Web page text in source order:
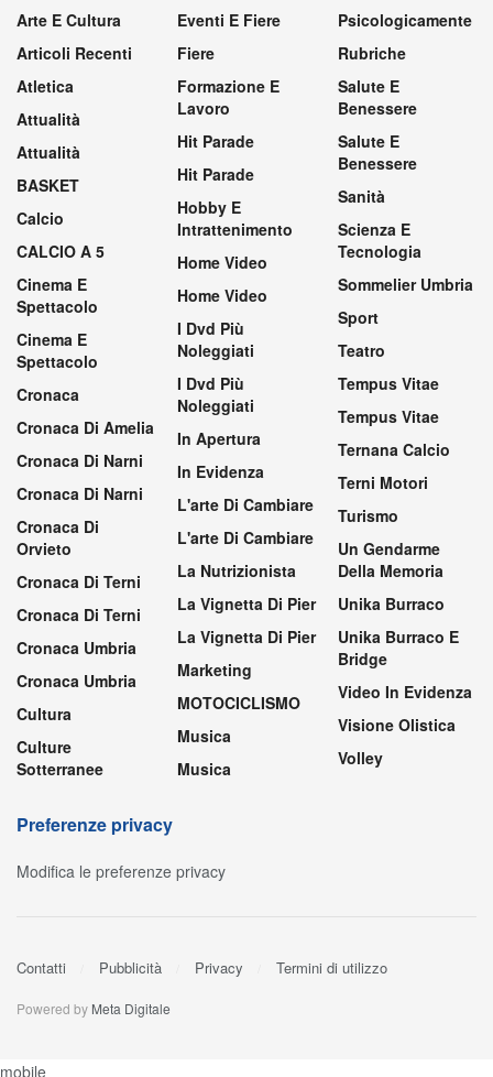
Arte E Cultura
Articoli Recenti
Atletica
Attualità
Attualità
BASKET
Calcio
CALCIO A 5
Cinema E
Spettacolo
Cinema E
Spettacolo
Cronaca
Cronaca Di Amelia
Cronaca Di Narni
Cronaca Di Narni
Cronaca Di
Orvieto
Cronaca Di Terni
Cronaca Di Terni
Cronaca Umbria
Cronaca Umbria
Cultura
Culture
Sotterranee
Eventi E Fiere
Fiere
Formazione E
Lavoro
Hit Parade
Hit Parade
Hobby E
Intrattenimento
Home Video
Home Video
I Dvd Più
Noleggiati
I Dvd Più
Noleggiati
In Apertura
In Evidenza
L'arte Di Cambiare
L'arte Di Cambiare
La Nutrizionista
La Vignetta Di Pier
La Vignetta Di Pier
Marketing
MOTOCICLISMO
Musica
Musica
Psicologicamente
Rubriche
Salute E
Benessere
Salute E
Benessere
Sanità
Scienza E
Tecnologia
Sommelier Umbria
Sport
Teatro
Tempus Vitae
Tempus Vitae
Ternana Calcio
Terni Motori
Turismo
Un Gendarme
Della Memoria
Unika Burraco
Unika Burraco E
Bridge
Video In Evidenza
Visione Olistica
Volley
Preferenze privacy
Modifica le preferenze privacy
Contatti Pubblicità Privacy Termini di utilizzo
Powered by Meta Digitale